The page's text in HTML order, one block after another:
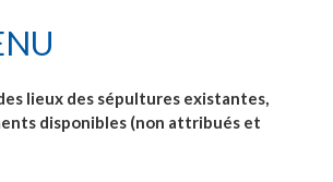
lieux des sépultures existantes,
disponibles (non attribués et